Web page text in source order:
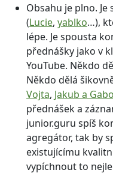
Obsahu je plno.
(Lucie, yablko…),
lépe. Je spousta
přednášky jako v
YouTube. Někdo
Někdo dělá
Vojta, Jakub a Gabo
přednášek a
junior.guru spíš
agregátor, tak by
existujícímu
vypíchnout to